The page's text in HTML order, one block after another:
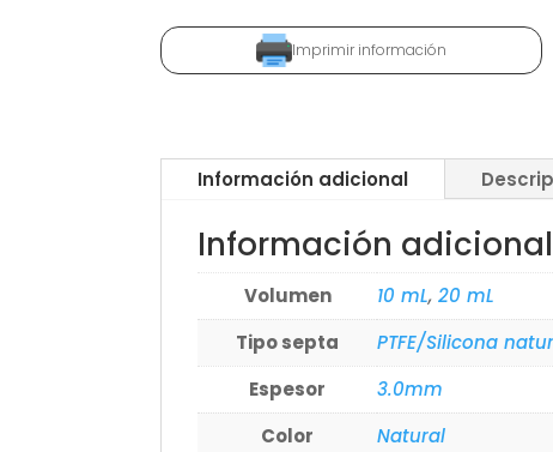
Imprimir información
Información adicional
Información adicional
Volumen 10 mL,20 mL
Tipo septa
PTFE/Silicona
Espesor
3.0mm
Color
Natural